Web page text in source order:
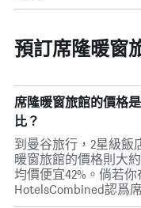
預訂席隆暖窗
席隆暖窗旅館的價格
比？
到曼谷旅行，2星級飯
暖窗旅館的價格則大
均價便宜42%。倘若
HotelsCombined認爲